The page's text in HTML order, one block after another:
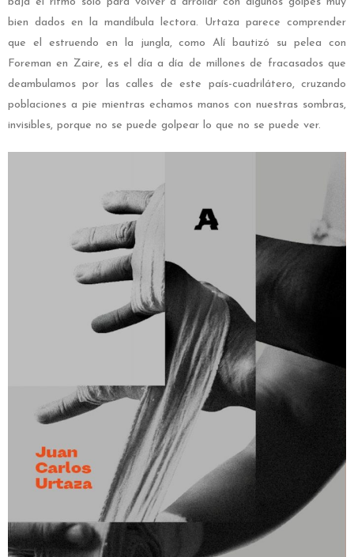
bien dados en la mandíbula lectora. Urtaza parece comprender
que el estruendo en la jungla, como Alí bautizó su pelea con
Foreman en Zaire, es el día a día de millones de fracasados que
deambulamos por las calles de este país-cuadrilátero, cruzando
poblaciones a pie mientras echamos manos con nuestras sombras,
invisibles, porque no se puede golpear lo que no se puede ver.